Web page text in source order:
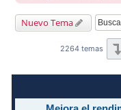
Nuevo Tema
2264 temas